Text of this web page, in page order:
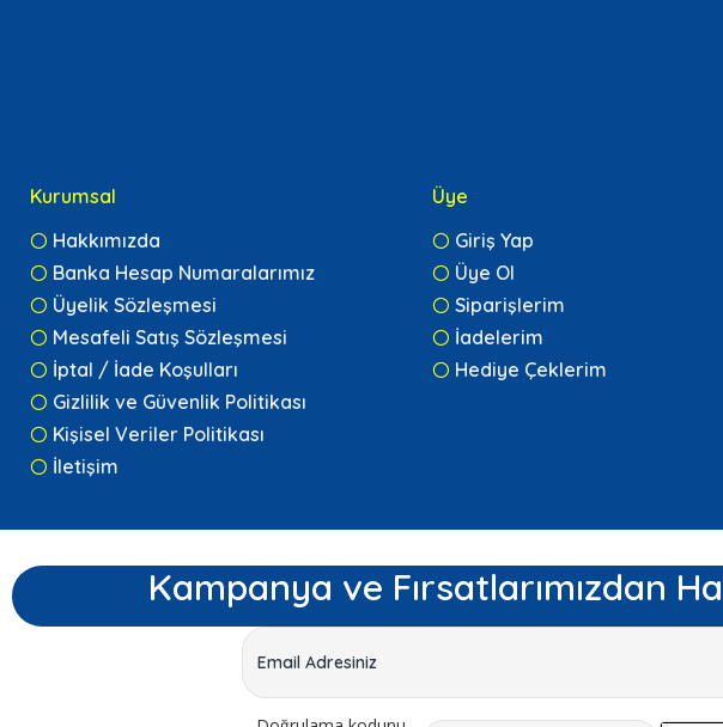
Kurumsal
Hakkımızda
Banka Hesap Numaralarımız
Üyelik Sözleşmesi
Mesafeli Satış Sözleşmesi
İptal / İade Koşulları
Gizlilik ve Güvenlik Politikası
Kişisel Veriler Politikası
İletişim
Üye
Giriş Yap
Üye Ol
Siparişlerim
İadelerim
Hediye Çeklerim
Kampanya ve Fırsatlarımızdan